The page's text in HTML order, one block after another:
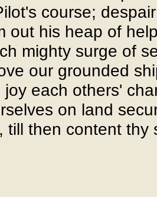
course;
out his heap of
mighty surge of
our grounded
each others'
on land
till then content